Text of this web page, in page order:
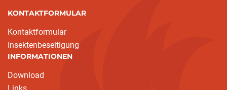
KONTAKTFORMULAR
Kontaktformular
Insektenbeseitigung
INFORMATIONEN
Download